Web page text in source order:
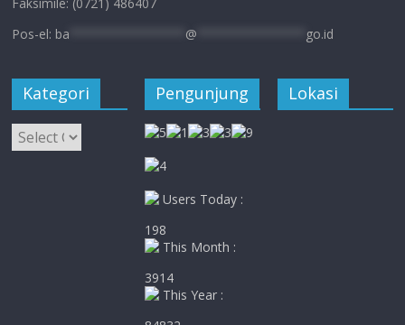
Pos-el: ba @ go.id
Kategori
Kategori
Pengunjung
Users Today :
198
This Month :
3914
This Year :
Lokasi